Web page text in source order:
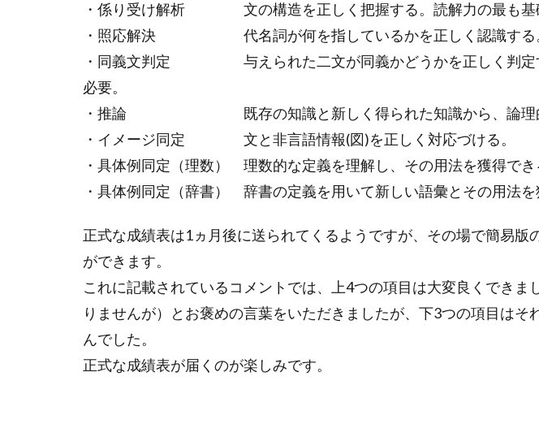
・係り受け解析 文の構造を正しく把握する。読解力の最も基
・照応解決 代名詞が何を指しているかを正しく認識する
・同義文判定 与えられた二文が同義かどうかを正しく判定
必要。
・推論 既存の知識と新しく得られた知識から、論理的
・イメージ同定 文と非言語情報(図)を正しく対応づける。
・具体例同定（理数） 理数的な定義を理解し、その用法を獲得でき
・具体例同定（辞書） 辞書の定義を用いて新しい語彙とその用法を
正式な成績表は1ヵ月後に送られてくるようですが、その場で簡易版
ができます。
これに記載されているコメントでは、上4つの項目は大変良くできま
りませんが）とお褒めの言葉をいただきましたが、下3つの項目はそ
んでした。
正式な成績表が届くのが楽しみです。